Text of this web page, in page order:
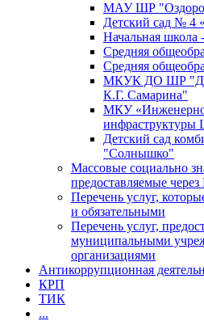
МАУ ШР
Детский сад № 4
Начальная школа
Средняя
Средняя
МКУК ДО ШР
К.Г. Самарина"
МКУ «Инженерно-
инфраструктуры
Детский сад
"Солнышко"
Массовые социально
предоставляемые через
Перечень услуг,
и обязательными
Перечень услуг,
муниципальными
организациями
Антикоррупционная
КРП
ТИК
...